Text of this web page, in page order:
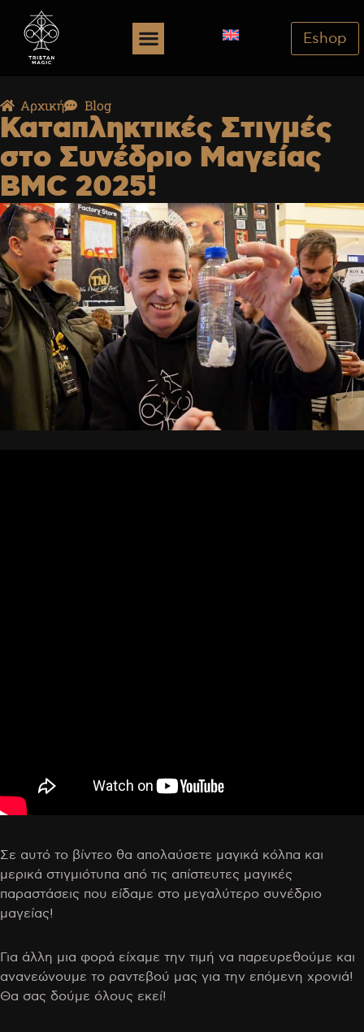
Eshop
Αρχική Blog
Καταπληκτικές Στιγμές
στο Συνέδριο Μαγείας
BMC 2025!
Σε αυτό το βίντεο θα απολαύσετε μαγικά κόλπα και
μερικά στιγμιότυπα από τις απίστευτες μαγικές
παραστάσεις που είδαμε στο μεγαλύτερο συνέδριο
μαγείας!
Για άλλη μια φορά είχαμε την τιμή να παρευρεθούμε και
ανανεώνουμε το ραντεβού μας για την επόμενη χρονιά!
Θα σας δούμε όλους εκεί!